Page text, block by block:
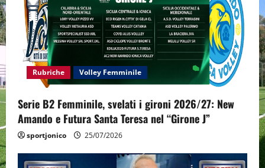
g
t
o
n
Rubriche Volley Femminile
Serie B2 Femminile, svelati i gironi 2026/27: New
Amando e Futura Santa Teresa nel “Girone J”
sportjonico 25/07/2026